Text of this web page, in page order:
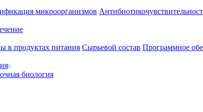
микроорганизмов
в продуктах питания Сырьевой состав Программное
биология